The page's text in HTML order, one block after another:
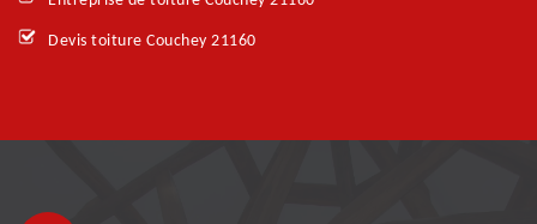
Devis toiture Couchey 21160